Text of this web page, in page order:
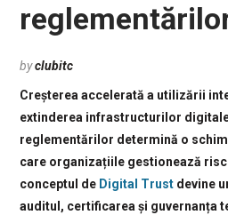
byclubitc
Creșterea accelerată a utilizării
extinderea infrastructurilor
reglementărilor determină o
care organizațiile gestionează
conceptul de Digital Trustdevine
auditul, certificarea și guvernanța